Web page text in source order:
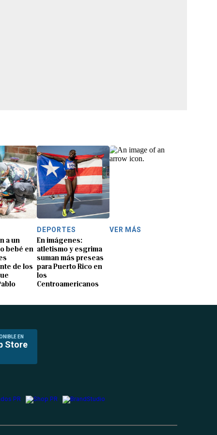
a un
bebé en
de los
DEPORTES
En imágenes:
atletismo y esgrima
suman más preseas
para Puerto Rico en
los
Centroamericanos
VER MÁS
EN
Store